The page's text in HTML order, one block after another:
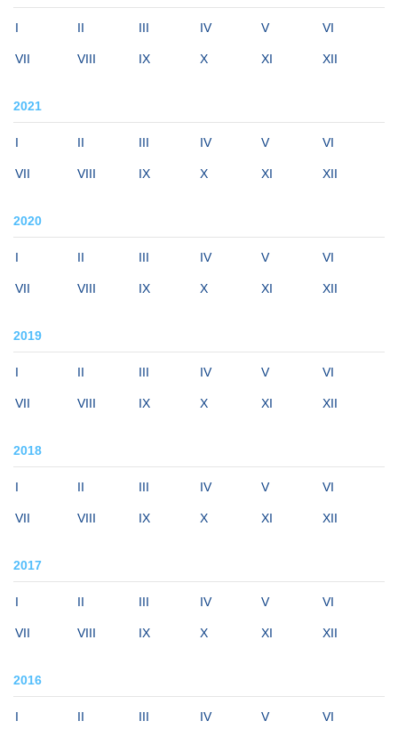
I II III IV V VI
VII VIII IX X XI XII
2021
I II III IV V VI
VII VIII IX X XI XII
2020
I II III IV V VI
VII VIII IX X XI XII
2019
I II III IV V VI
VII VIII IX X XI XII
2018
I II III IV V VI
VII VIII IX X XI XII
2017
I II III IV V VI
VII VIII IX X XI XII
2016
I II III IV V VI